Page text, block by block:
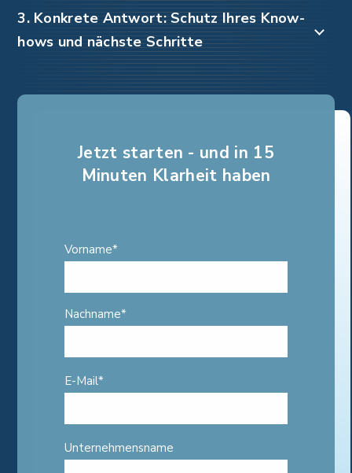
Jetzt starten - und in 15
Minuten Klarheit haben
Vorname*
Nachname*
E-Mail*
Unternehmensname
3. Konkrete Antwort: Schutz Ihres Know-
hows und nächste Schritte